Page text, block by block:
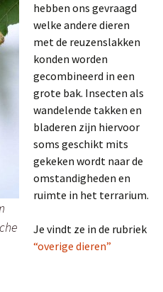
hebben ons gevraagd
welke andere dieren
met de reuzenslakken
konden worden
gecombineerd in een
grote bak. Insecten als
wandelende takken en
bladeren zijn hiervoor
soms geschikt mits
gekeken wordt naar de
omstandigheden en
ruimte in het terrarium.
Je vindt ze in de rubriek
“overige dieren”